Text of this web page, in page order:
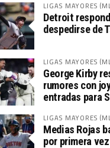
LIGAS MAYORES
Detroit
despedirse de
LIGAS MAYORES
George Kirby
rumores con
entradas para
LIGAS MAYORES
Medias Rojas
por primera